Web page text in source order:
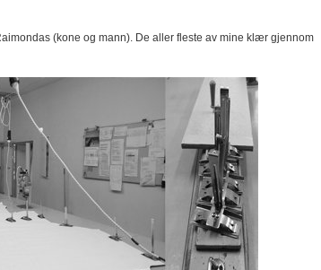
(kone og mann). De aller fleste av mine klær gjennom